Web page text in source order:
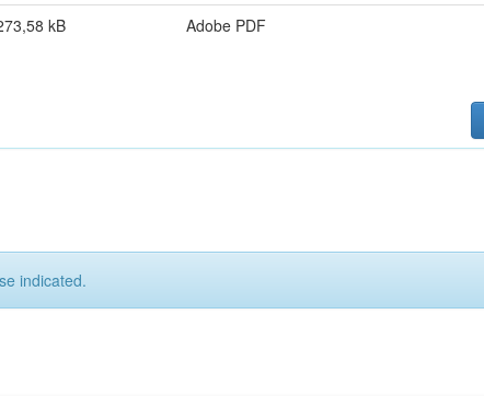
kB Adobe PDF
indicated.